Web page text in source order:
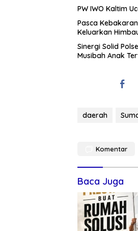
PW IWO Kaltim
Pasca
Keluarkan
Sinergi Solid
Musibah Anak
daerah
Komentar
Baca Juga